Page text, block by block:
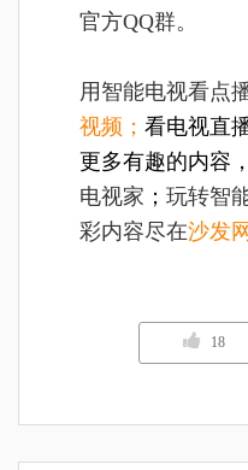
官方QQ群。
用智能电视看点
视频 ； 看电视直
更多有趣的内容
电视家 ； 玩转智
彩内容尽在沙发网
18